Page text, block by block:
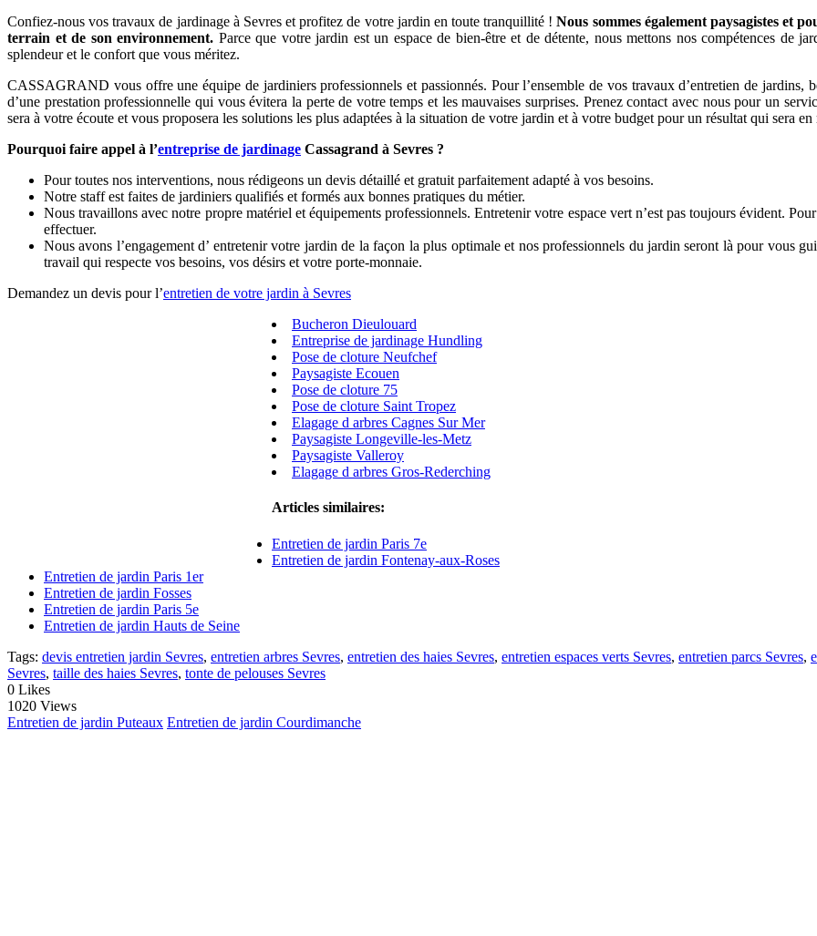
Confiez-nous vos travaux de jardinage à Sevres et profitez de votre jardin en toute tranquillité !Nous sommes également paysagistes et
terrain et de son environnement. Parce que votre jardin est un espace de bien-être et de détente, nous mettons nos compétences de
splendeur et le confort que vous méritez.
CASSAGRAND vous offre une équipe de jardiniers professionnels et passionnés. Pour l’ensemble de vos travaux d’entretien de jardins,
d’une prestation professionnelle qui vous évitera la perte de votre temps et les mauvaises surprises. Prenez contact avec nous pour un
sera à votre écoute et vous proposera les solutions les plus adaptées à la situation de votre jardin et à votre budget pour un résultat qui sera
Pourquoi faire appel à l’entreprise de jardinage Cassagrand à Sevres ?
Pour toutes nos interventions, nous rédigeons un devis détaillé et gratuit parfaitement adapté à vos besoins.
Notre staff est faites de jardiniers qualifiés et formés aux bonnes pratiques du métier.
Nous travaillons avec notre propre matériel et équipements professionnels. Entretenir votre espace vert n’est pas toujours évident.
effectuer.
Nous avons l’engagement d’ entretenir votre jardin de la façon la plus optimale et nos professionnels du jardin seront là pour vous
travail qui respecte vos besoins, vos désirs et votre porte-monnaie.
Demandez un devis pour l’entretien de votre jardin à Sevres
Bucheron Dieulouard
Entreprise de jardinage Hundling
Pose de cloture Neufchef
Paysagiste Ecouen
Pose de cloture 75
Pose de cloture Saint Tropez
Elagage d arbres Cagnes Sur Mer
Paysagiste Longeville-les-Metz
Paysagiste Valleroy
Elagage d arbres Gros-Rederching
Articles similaires:
Entretien de jardin Paris 7e
Entretien de jardin Fontenay-aux-Roses
Entretien de jardin Paris 1er
Entretien de jardin Fosses
Entretien de jardin Paris 5e
Entretien de jardin Hauts de Seine
Tags: devis entretien jardin Sevres, entretien arbres Sevres, entretien des haies Sevres, entretien espaces verts Sevres, entretien parcs Sevres,
Sevres, taille des haies Sevres, tonte de pelouses Sevres
0 Likes
1020 Views
Entretien de jardin Puteaux Entretien de jardin Courdimanche